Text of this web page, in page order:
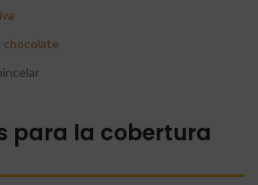
chocolate
para la cobertura